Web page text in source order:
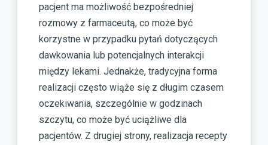
pacjent ma możliwość bezpośredniej
rozmowy z farmaceutą, co może być
korzystne w przypadku pytań dotyczących
dawkowania lub potencjalnych interakcji
między lekami. Jednakże, tradycyjna forma
realizacji często wiąże się z długim czasem
oczekiwania, szczególnie w godzinach
szczytu, co może być uciążliwe dla
pacjentów. Z drugiej strony, realizacja recepty